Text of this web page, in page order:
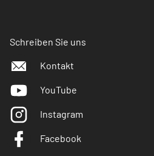
Schreiben Sie uns
Kontakt
YouTube
Instagram
Facebook